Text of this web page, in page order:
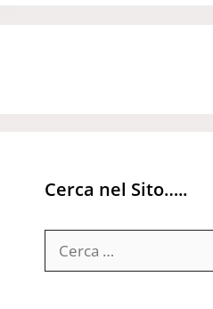
Cerca nel Sito…..
per: